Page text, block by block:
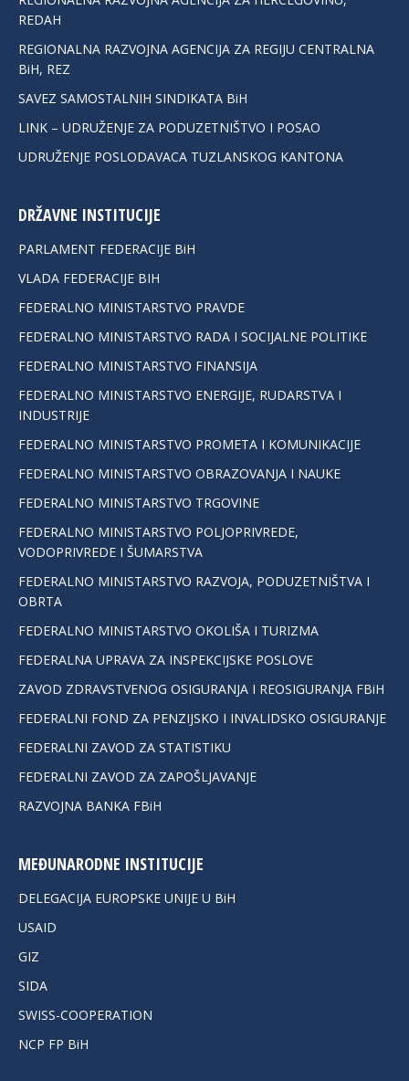
REDAH
REGIONALNA RAZVOJNA AGENCIJA ZA REGIJU CENTRALNA
BiH, REZ
SAVEZ SAMOSTALNIH SINDIKATA BiH
LINK – UDRUŽENJE ZA PODUZETNIŠTVO I POSAO
UDRUŽENJE POSLODAVACA TUZLANSKOG KANTONA
DRŽAVNE INSTITUCIJE
PARLAMENT FEDERACIJE BiH
VLADA FEDERACIJE BIH
FEDERALNO MINISTARSTVO PRAVDE
FEDERALNO MINISTARSTVO RADA I SOCIJALNE POLITIKE
FEDERALNO MINISTARSTVO FINANSIJA
FEDERALNO MINISTARSTVO ENERGIJE, RUDARSTVA I
INDUSTRIJE
FEDERALNO MINISTARSTVO PROMETA I KOMUNIKACIJE
FEDERALNO MINISTARSTVO OBRAZOVANJA I NAUKE
FEDERALNO MINISTARSTVO TRGOVINE
FEDERALNO MINISTARSTVO POLJOPRIVREDE,
VODOPRIVREDE I ŠUMARSTVA
FEDERALNO MINISTARSTVO RAZVOJA, PODUZETNIŠTVA I
OBRTA
FEDERALNO MINISTARSTVO OKOLIŠA I TURIZMA
FEDERALNA UPRAVA ZA INSPEKCIJSKE POSLOVE
ZAVOD ZDRAVSTVENOG OSIGURANJA I REOSIGURANJA FBiH
FEDERALNI FOND ZA PENZIJSKO I INVALIDSKO OSIGURANJE
FEDERALNI ZAVOD ZA STATISTIKU
FEDERALNI ZAVOD ZA ZAPOŠLJAVANJE
RAZVOJNA BANKA FBiH
MEĐUNARODNE INSTITUCIJE
DELEGACIJA EUROPSKE UNIJE U BiH
USAID
GIZ
SIDA
SWISS-COOPERATION
NCP FP BiH